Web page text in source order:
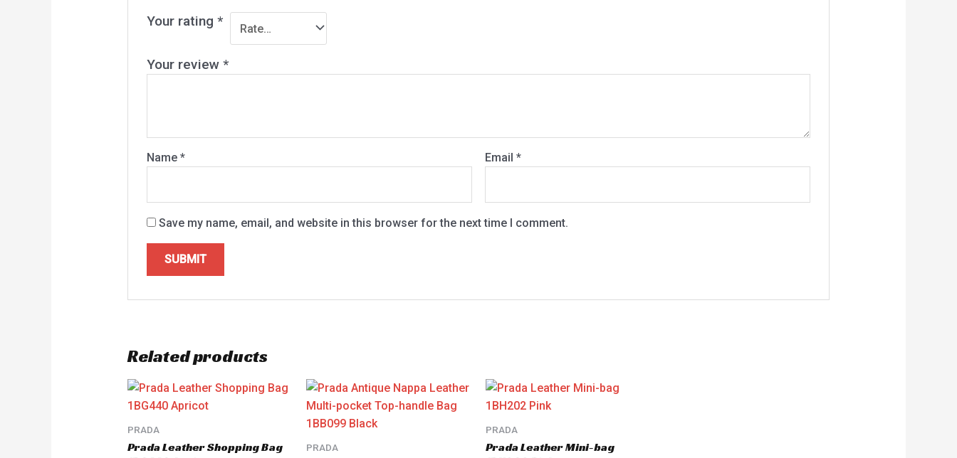
Your rating*
Your review*
Name* Email*
Save my name, email, and website in this browser for the next time I comment.
Related products
PRADA
Prada Leather Shopping Bag
PRADA
PRADA
Prada Leather Mini-bag